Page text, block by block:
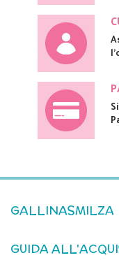
GALLINASMILZA
GUIDA